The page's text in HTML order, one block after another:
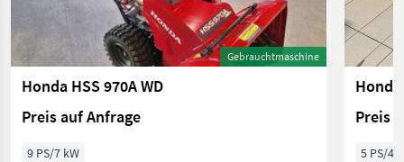
Gebrauchtmaschine
Honda HSS 970A WD
Preis auf Anfrage
9 PS/7 kW
Honda
Preis
5 PS/4